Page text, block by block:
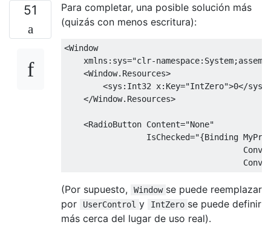
51
Para completar, una posible solución más
(quizás con menos escritura):
<Window
xmlns:sys="clr-
<Window.Resources>
<sys:Int32
x:Key="IntZero">0</
</Window.Resources>
<RadioButton Content="None"
IsChecked="{Binding
(Por supuesto, Window se puede reemplazar
por
UserControl y IntZero se puede definir
más cerca del lugar de uso real).